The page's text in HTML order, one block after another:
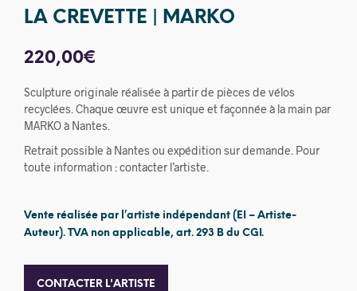
LA CREVETTE | MARKO
220,00€
Sculpture originale réalisée à partir de pièces de vélos
recyclées. Chaque œuvre est unique et façonnée à la main par
MARKO à Nantes.
Retrait possible à Nantes ou expédition sur demande. Pour
toute information : contacter l’artiste.
Vente réalisée par l’artiste indépendant (EI – Artiste-
Auteur). TVA non applicable, art. 293 B du CGI.
CONTACTER L'ARTISTE